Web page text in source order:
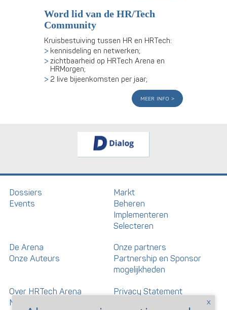
Word lid van de HR/Tech
Community
Kruisbestuiving tussen HR en HRTech:
kennisdeling en netwerken;
zichtbaarheid op HRTech Arena en
HRMorgen;
2 live bijeenkomsten per jaar;
meer info
Dossiers
Events
Markt
Beheren
Implementeren
Selecteren
De Arena
Onze Auteurs
Onze partners
Partnership en Sponsor
mogelijkheden
Over HRTech Arena
Nieuwsbrief
Privacy Statement
Gedragscode artikelen en